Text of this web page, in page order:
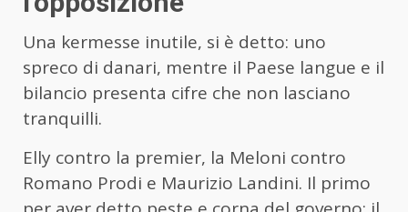
Una kermesse inutile, si è detto: uno
spreco di danari, mentre il Paese langue e il
bilancio presenta cifre che non lasciano
tranquilli.
Elly contro la premier, la Meloni contro
Romano Prodi e Maurizio Landini. Il primo